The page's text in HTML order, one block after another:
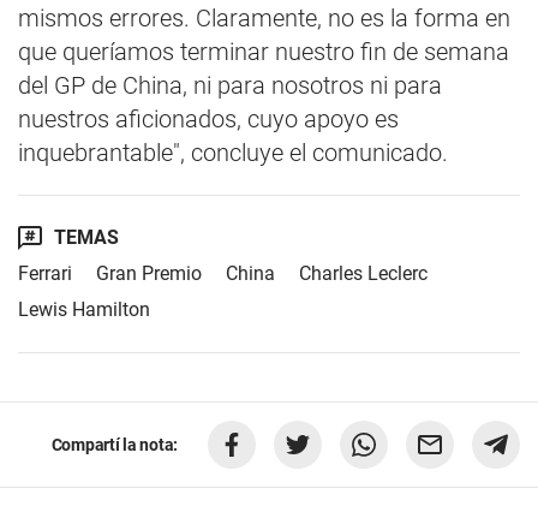
mismos errores. Claramente, no es la forma en
que queríamos terminar nuestro fin de semana
del GP de China, ni para nosotros ni para
nuestros aficionados, cuyo apoyo es
inquebrantable", concluye el comunicado.
TEMAS
Ferrari
Gran Premio China
Charles Leclerc
Lewis Hamilton
Compartí la nota: